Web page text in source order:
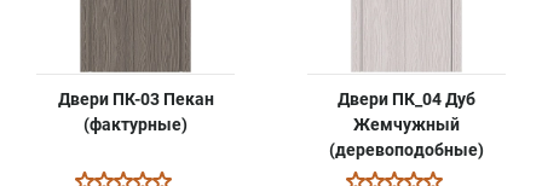
Двери ПК-03 Пекан
(фактурные)
Двери ПК_04 Дуб
Жемчужный
(деревоподобные)